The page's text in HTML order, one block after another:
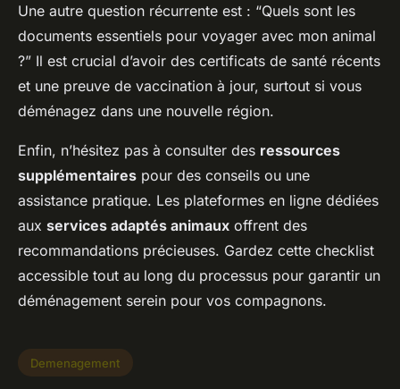
Une autre question récurrente est : “Quels sont les
documents essentiels pour voyager avec mon animal
?” Il est crucial d’avoir des certificats de santé récents
et une preuve de vaccination à jour, surtout si vous
déménagez dans une nouvelle région.
Enfin, n’hésitez pas à consulter des ressources
supplémentaires pour des conseils ou une
assistance pratique. Les plateformes en ligne dédiées
aux services adaptés animaux offrent des
recommandations précieuses. Gardez cette checklist
accessible tout au long du processus pour garantir un
déménagement serein pour vos compagnons.
Demenagement